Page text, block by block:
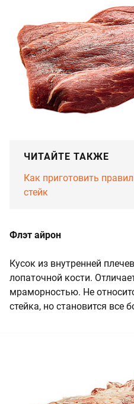
ЧИТАЙТЕ ТАКЖЕ
Как приготовить
стейк
Флэт айрон
Кусок из внутренней
лопаточной кости.
мраморностью. Не
стейка, но становится все